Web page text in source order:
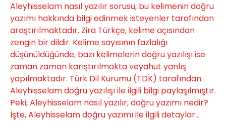
Aleyhisselam nasıl yazılır sorusu, bu kelimenin doğru
yazımı hakkında bilgi edinmek isteyenler tarafından
araştırılmaktadır. Zira Türkçe, kelime açısından
zengin bir dildir. Kelime sayısının fazlalığı
düşünüldüğünde, bazı kelimelerin doğru yazılışı ise
zaman zaman karıştırılmakta veyahut yanlış
yapılmaktadır. Türk Dil Kurumu (TDK) tarafından
Aleyhisselam doğru yazılışı ile ilgili bilgi paylaşılmıştır.
Peki, Aleyhisselam nasıl yazılır, doğru yazımı nedir?
İşte, Aleyhisselam doğru yazımı ile ilgili detaylar...